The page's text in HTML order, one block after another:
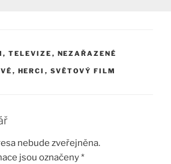
TELEVIZE , NEZAŘAZENÉ
, HERCI , SVĚTOVÝ FILM
nebude zveřejněna.
jsou označeny*